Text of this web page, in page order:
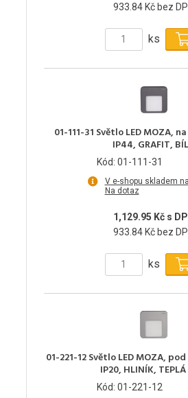
933.84 Kč bez
ks
01-111-31 Světlo LED MOZA,
IP44, GRAFIT,
Kód: 01-111-31
V e-shopu skladem
Na dotaz
1,129.95 Kč s
933.84 Kč bez
ks
01-221-12 Světlo LED MOZA,
IP20, HLINÍK,
Kód: 01-221-12